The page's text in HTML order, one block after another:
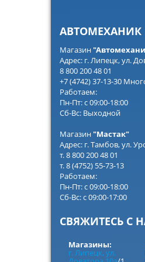
АВТОМЕХАНИК
Магазин
Адрес: г. Липецк, ул.
8 800 200 48 01
+7 (4742) 37-13-30
Работаем:
Пн-Пт: с 09:00-18:00
Сб-Вс: Выходной
Магазин "Мастак"
Адрес: г. Тамбов, ул.
т. 8 800 200 48 01
т. 8 (4752) 55-73-13
Работаем:
Пн-Пт: с 09:00-18:00
Сб-Вс: с 09:00-17:00
СВЯЖИТЕСЬ С
Магазины:
г. Липецк, ул.